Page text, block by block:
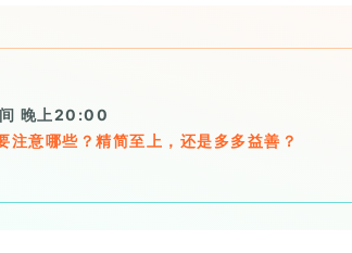
晚上20:00
注意哪些？精简至上，还是多多益善？